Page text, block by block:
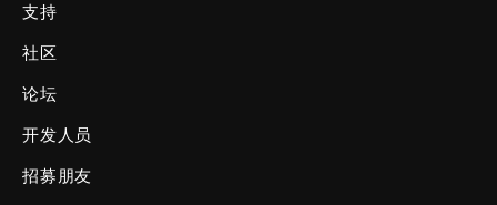
支持
社区
论坛
开发人员
招募朋友